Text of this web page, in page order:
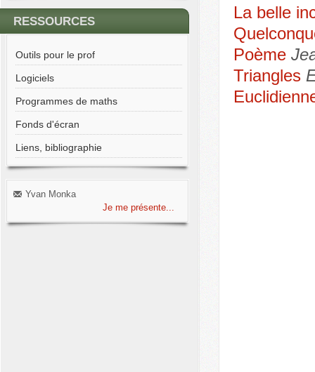
RESSOURCES
Outils pour le prof
Logiciels
Programmes de maths
Fonds d'écran
Liens, bibliographie
Yvan Monka
Je me présente...
La belle
Poème
Triangles